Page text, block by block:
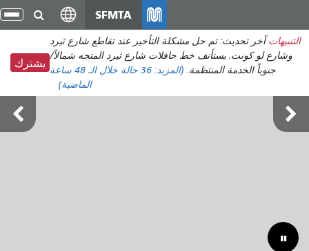
انتقل
إلى
المحتوى
الرئيسي
SFMTA
التنبيهات آخر تحديث: تم حل مشكلة التأخير عند تقاطع شارع ثيرد
وشارع لو كونت. يستأنف خط حافلات شارع ثيرد المتجه شمالاً/
جنوباً الخدمة المنتظمة. (المزيد: 36 حالة
خلال الـ 48 ساعة
الماضية)
يشترك